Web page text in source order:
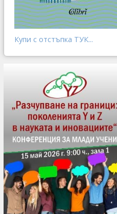
Купи с отстъпка ТУК...